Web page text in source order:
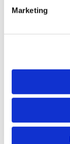
Marketing